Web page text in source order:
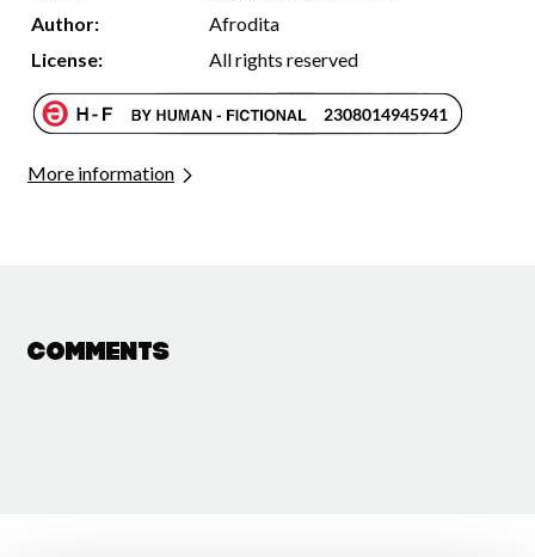
Author:
Afrodita
License:
All rights reserved
More information
Comments